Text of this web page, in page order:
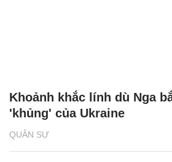
QUÂN SỰ
Khoảnh khắc lính dù Nga
'khủng' của Ukraine